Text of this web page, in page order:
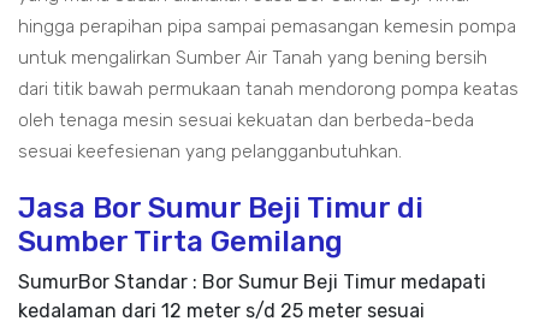
hingga perapihan pipa sampai pemasangan kemesin pompa
untuk mengalirkan Sumber Air Tanah yang bening bersih
dari titik bawah permukaan tanah mendorong pompa keatas
oleh tenaga mesin sesuai kekuatan dan berbeda-beda
sesuai keefesienan yang pelangganbutuhkan.
Jasa Bor Sumur Beji Timur di
Sumber Tirta Gemilang
SumurBor Standar : Bor Sumur Beji Timur medapati
kedalaman dari 12 meter s/d 25 meter sesuai